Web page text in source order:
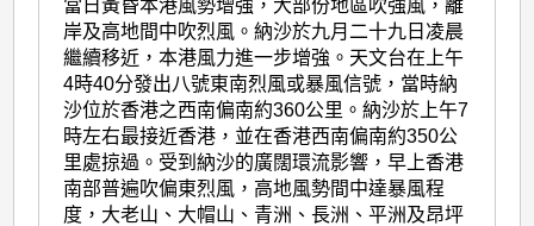
當日黃昏本港風勢增強，大部份地區吹強風，離
岸及高地間中吹烈風。納沙於九月二十九日凌晨
繼續移近，本港風力進一步增強。天文台在上午
4時40分發出八號東南烈風或暴風信號，當時納
沙位於香港之西南偏南約360公里。納沙於上午7
時左右最接近香港，並在香港西南偏南約350公
里處掠過。受到納沙的廣闊環流影響，早上香港
南部普遍吹偏東烈風，高地風勢間中達暴風程
度，大老山、大帽山、青洲、長洲、平洲及昂坪